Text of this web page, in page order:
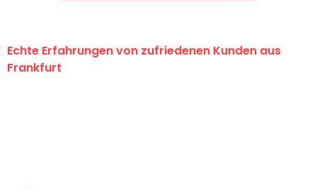
Echte Erfahrungen von zufriedenen Kunden aus
Frankfurt